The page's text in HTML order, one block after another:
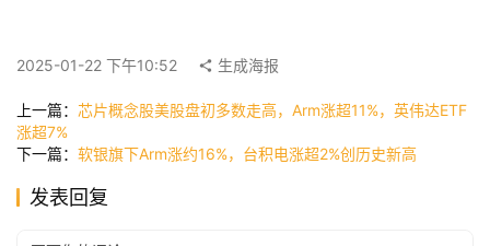
快
讯
公
司
2025-01-22 下午10:52 生成海报
上一篇： 芯片概念股美股盘初多数走高，Arm涨超11%，英伟达ETF
涨超7%
下一篇： 软银旗下Arm涨约16%，台积电涨超2%创历史新高
发表回复